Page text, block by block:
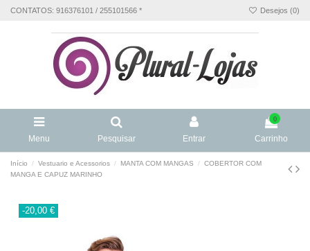
CONTATOS: 916376101 / 255101566 * Desejos (0)
Menu Pesquisar Entrar
0
Carrinho
Início Vestuario e Acessorios MANTA COM MANGAS
COBERTOR COM
MANGA E CAPUZ MARINHO
-20,00 €